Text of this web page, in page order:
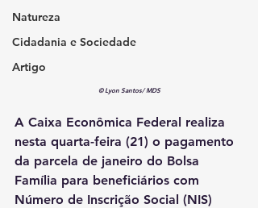
Natureza
Cidadania e Sociedade
Artigo
© Lyon Santos/ MDS
A Caixa Econômica Federal realiza
nesta quarta-feira (21) o pagamento
da parcela de janeiro do Bolsa
Família para beneficiários com
Número de Inscrição Social (NIS)